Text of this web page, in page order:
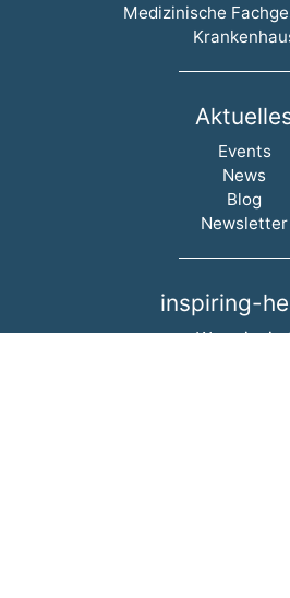
Medizinische
Events
News
Blog
Newsletter
inspiring-
Wer wir